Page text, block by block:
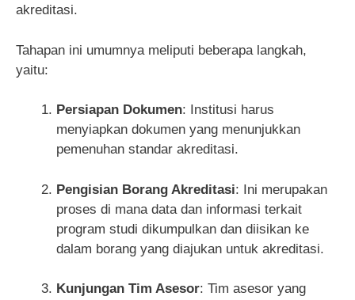
akreditasi.
Tahapan ini umumnya meliputi beberapa langkah,
yaitu:
Persiapan Dokumen: Institusi harus
menyiapkan dokumen yang menunjukkan
pemenuhan standar akreditasi.
Pengisian Borang Akreditasi: Ini merupakan
proses di mana data dan informasi terkait
program studi dikumpulkan dan diisikan ke
dalam borang yang diajukan untuk akreditasi.
Kunjungan Tim Asesor: Tim asesor yang